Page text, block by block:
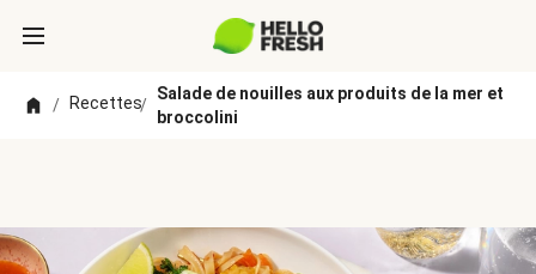
/ Recettes/
Salade de nouilles aux produits de la mer et
broccolini